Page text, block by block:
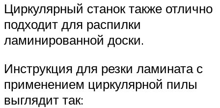
Циркулярный станок также отлично
подходит для распилки
ламинированной доски.
Инструкция для резки ламината с
применением циркулярной пилы
выглядит так: